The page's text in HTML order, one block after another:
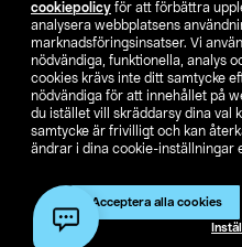
cookiepolicy för att förbättra
analysera webbplatsens
marknadsföringsinsatser. Vi
nödvändiga, funktionella, analys
cookies krävs inte ditt samtycke
nödvändiga för att innehållet på
du istället vill skräddarsy dina val
samtycke är frivilligt och kan
ändrar i dina cookie-inställningar
Acceptera alla cookies
SE
Ändra till